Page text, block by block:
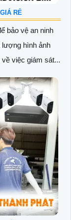
RẺ
bảo vệ an ninh
lượng hình ảnh
việc giám sát...